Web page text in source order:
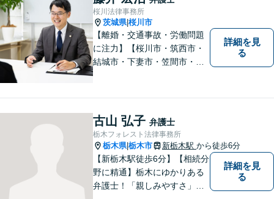
きますので、是非ご相談くだ
さい。
桜川法律事務所
茨城県|桜川市
【離婚・交通事故・労働問題
に注力】【桜川市・筑西市・
結城市・下妻市・笠間市・真
トな解決を提案します。
詳細を見
る
古山 弘子 弁護士
栃木フォレスト法律事務所
栃木県|栃木市 新栃木駅 から徒歩6分
【新栃木駅徒歩6分】【相続分
野に精通】栃木にゆかりある
弁護士！「親しみやすさ」
詳細を見
る